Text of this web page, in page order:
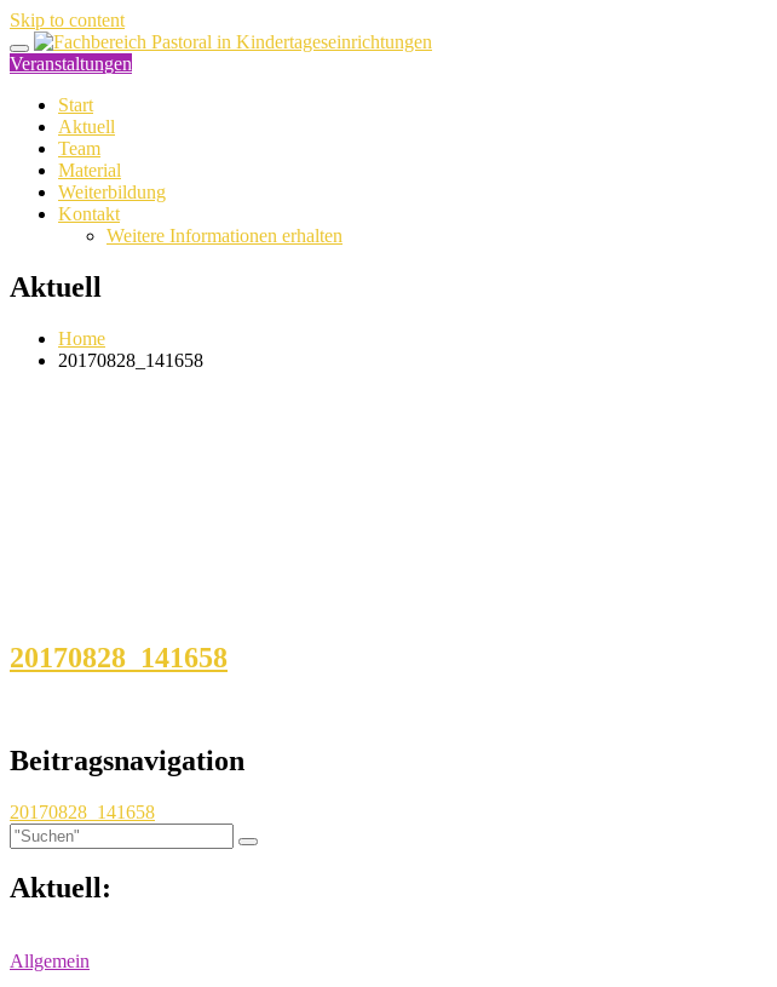
Skip to content
Veranstaltungen
Start
Aktuell
Team
Material
Weiterbildung
Kontakt
Weitere Informationen erhalten
Aktuell
Home
20170828_141658
20170828_141658
Beitragsnavigation
20170828_141658
Aktuell:
Allgemein